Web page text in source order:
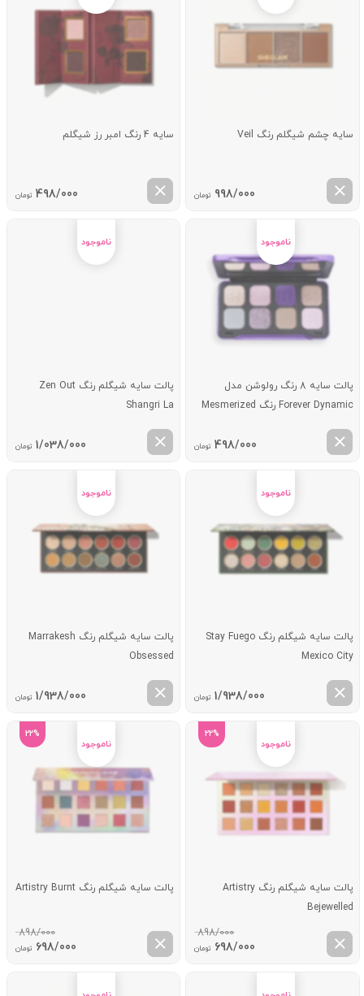
سایه چشم شیگلم رنگ Veil
998/000 تومان
سایه 4 رنگ امبر رز شیگلم
498/000 تومان
پالت سایه 8 رنگ رولوشن مدل
Forever Dynamic رنگ Mesmerized
498/000 تومان
پالت سایه شیگلم رنگ Zen Out
Shangri La
1/038/000 تومان
پالت سایه شیگلم رنگ Stay Fuego
Mexico City
1/938/000 تومان
پالت سایه شیگلم رنگ Marrakesh
Obsessed
1/938/000 تومان
22%
پالت سایه شیگلم رنگ Artistry
Bejewelled
898/000
قیمت
698/000 تومانقیمت
فعلی:
22%
پالت سایه شیگلم رنگ Artistry Burnt
898/000
قیمت
698/000 تومان